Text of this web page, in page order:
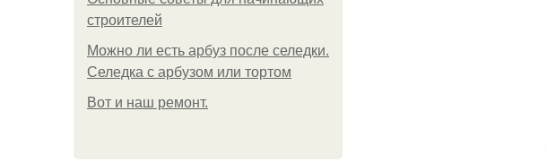
строителей
Можно ли есть арбуз после селедки.
Селедка с арбузом или тортом
Boт и наш ремoнт.